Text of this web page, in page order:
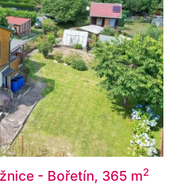
- Bořetín, 365 m2